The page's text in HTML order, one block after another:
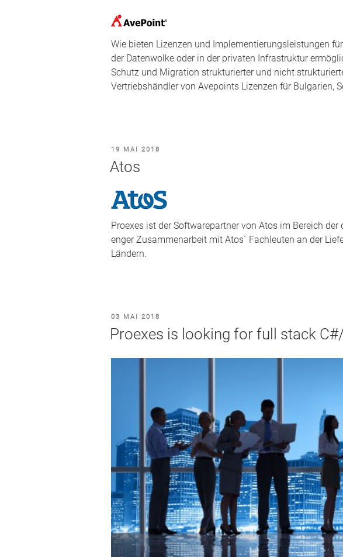
Wie bieten Lizenzen und Implementierungsleistungen
der Datenwolke oder in der privaten Infrastruktur
Schutz und Migration strukturierter und nicht
Vertriebshändler von Avepoints Lizenzen für Bulgarien,
VERÖFFENTLICHT
19 MAI 2018
Atos
Proexes ist der Softwarepartner von Atos im Bereich
enger Zusammenarbeit mit Atos´ Fachleuten an der
Ländern.
VERÖFFENTLICHT
03 MAI 2018
Proexes is looking for full stack